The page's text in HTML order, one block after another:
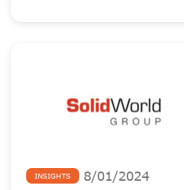
INSIGHTS 8/01/2024